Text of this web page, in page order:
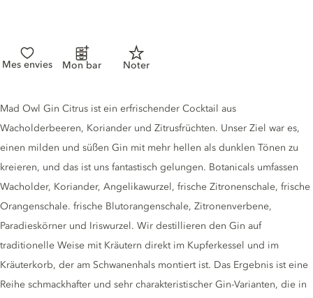
Mes envies Mon bar Noter
Gin description
Mad Owl Gin Citrus ist ein erfrischender Cocktail aus
Wacholderbeeren, Koriander und Zitrusfrüchten. Unser Ziel war es,
einen milden und süßen Gin mit mehr hellen als dunklen Tönen zu
kreieren, und das ist uns fantastisch gelungen. Botanicals umfassen
Wacholder, Koriander, Angelikawurzel, frische Zitronenschale, frische
Orangenschale. frische Blutorangenschale, Zitronenverbene,
Paradieskörner und Iriswurzel. Wir destillieren den Gin auf
traditionelle Weise mit Kräutern direkt im Kupferkessel und im
Kräuterkorb, der am Schwanenhals montiert ist. Das Ergebnis ist eine
Reihe schmackhafter und sehr charakteristischer Gin-Varianten, die in